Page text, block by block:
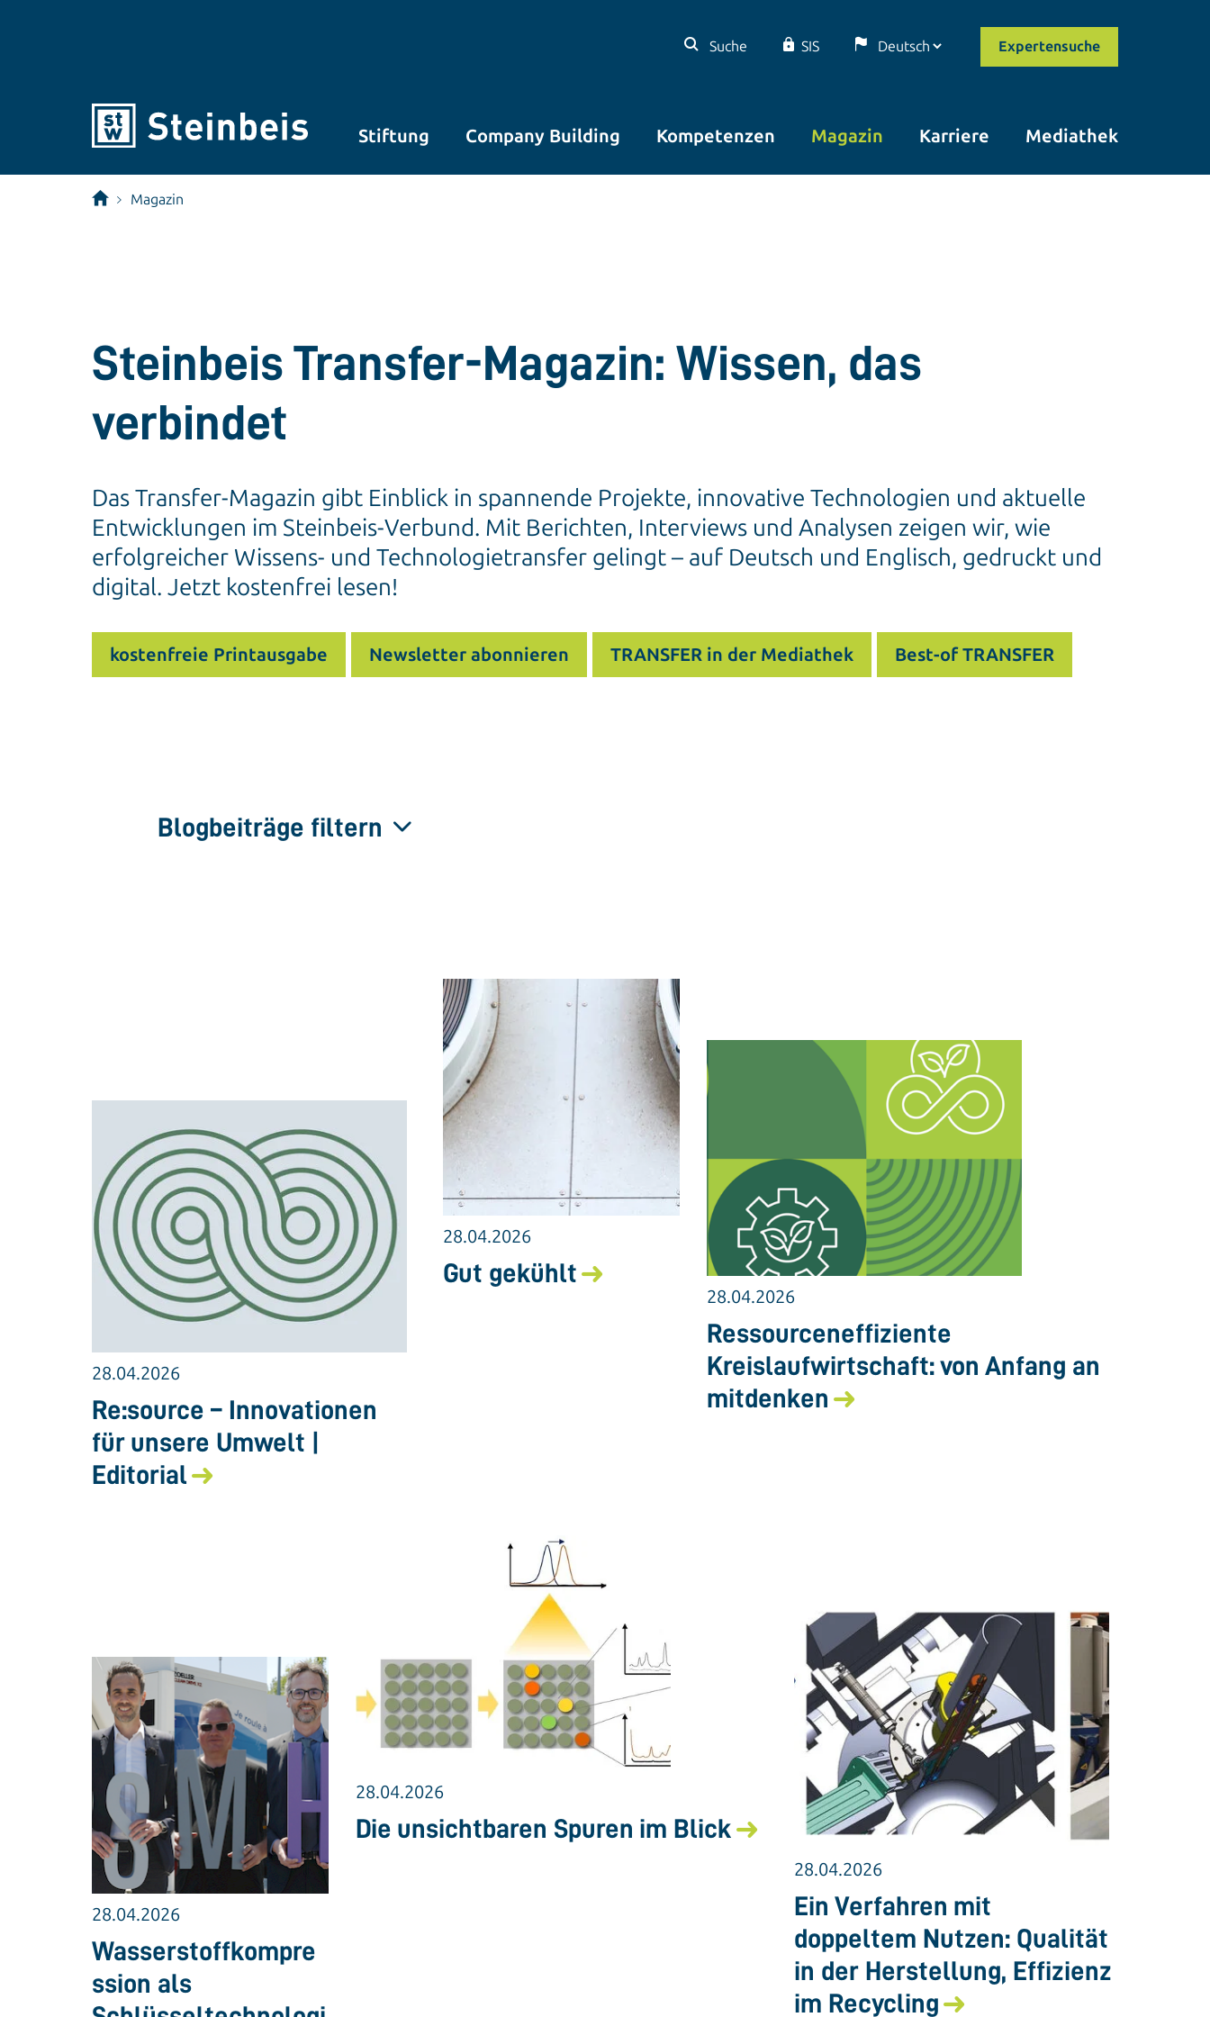
Suche SIS Expertensuche
Stiftung Company Building Kompetenzen Magazin Karriere Mediathek
Magazin
Steinbeis Transfer-Magazin: Wissen, das
verbindet
Das Transfer-Magazin gibt Einblick in spannende Projekte, innovative Technologien und aktuelle
Entwicklungen im Steinbeis-Verbund. Mit Berichten, Interviews und Analysen zeigen wir, wie
erfolgreicher Wissens- und Technologietransfer gelingt – auf Deutsch und Englisch, gedruckt und
digital. Jetzt kostenfrei lesen!
kostenfreie Printausgabe Newsletter abonnieren TRANSFER in der Mediathek Best-of TRANSFER
Blogbeiträge filtern
28.04.2026
Re:source – Innovationen
für unsere Umwelt |
Editorial
28.04.2026
Gut gekühlt
28.04.2026
Ressourceneffiziente
Kreislaufwirtschaft: von Anfang an
mitdenken
28.04.2026
Wasserstoffkompre
ssion als
28.04.2026
Die unsichtbaren Spuren im Blick
28.04.2026
Ein Verfahren mit
doppeltem Nutzen: Qualität
in der Herstellung, Effizienz
im Recycling